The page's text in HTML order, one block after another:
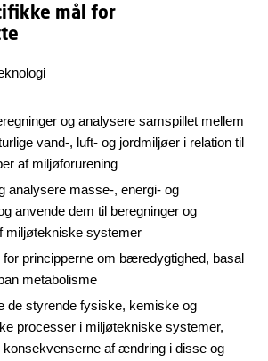
mål for
og analysere samspillet mellem
vand-, luft- og jordmiljøer i relation til
af miljøforurening
analysere masse-, energi- og
anvende dem til beregninger og
miljøtekniske systemer
for principperne om bæredygtighed, basal
metabolisme
de styrende fysiske, kemiske og
processer i miljøtekniske systemer,
af ændring i disse og